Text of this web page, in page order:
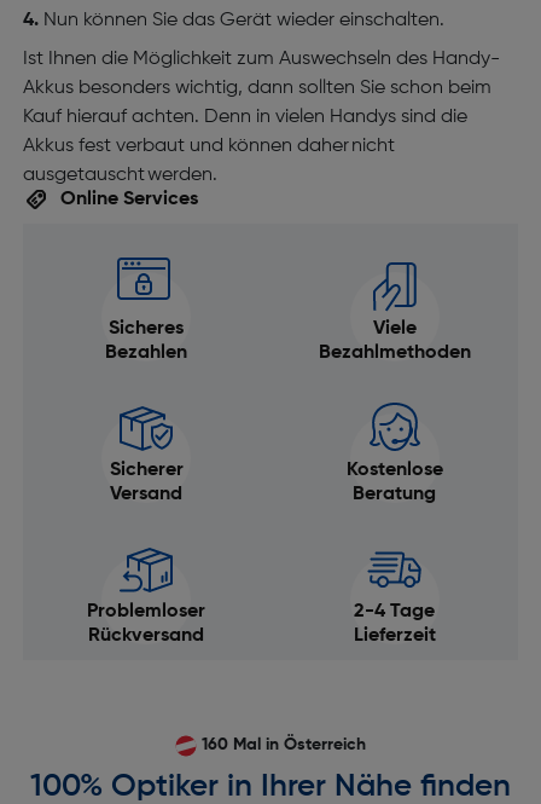
Nun können Sie das Gerät wieder einschalten.
Ist Ihnen die Möglichkeit zum Auswechseln des Handy-
Akkus besonders wichtig, dann sollten Sie schon beim
Kauf hierauf achten. Denn in vielen Handys sind die
Akkus fest verbaut und können daher nicht
ausgetauscht werden.
Online Services
Sicheres
Bezahlen
Viele
Bezahlmethoden
Sicherer
Versand
Kostenlose
Beratung
Problemloser
Rückversand
2-4 Tage
Lieferzeit
160 Mal in Österreich
100% Optiker in Ihrer Nähe finden